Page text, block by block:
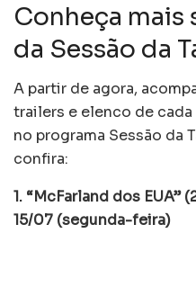
Conheça mais
da Sessão da
A partir de agora,
trailers e elenco de
no programa Sessão da
confira:
1. “McFarland dos EUA”
15/07 (segunda-feira)